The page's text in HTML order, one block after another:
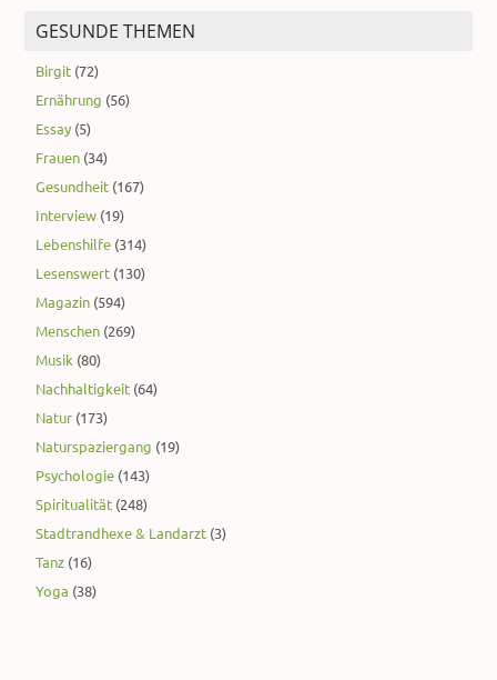
GESUNDE THEMEN
Birgit (72)
Ernährung (56)
Essay (5)
Frauen (34)
Gesundheit (167)
Interview (19)
Lebenshilfe (314)
Lesenswert (130)
Magazin (594)
Menschen (269)
Musik (80)
Nachhaltigkeit (64)
Natur (173)
Naturspaziergang (19)
Psychologie (143)
Spiritualität (248)
Stadtrandhexe & Landarzt (3)
Tanz (16)
Yoga (38)